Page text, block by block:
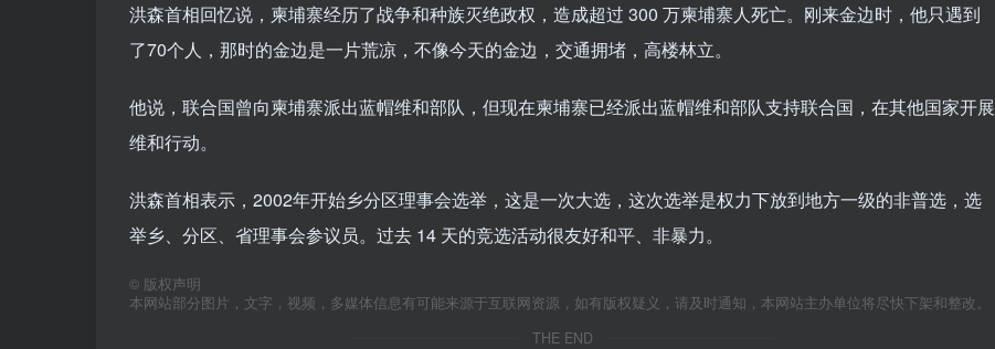
洪森首相回忆说，柬埔寨经历了战争和种族灭绝政权，造成超过 300 万柬埔寨人死亡。刚来金边时，他只遇到
了70个人，那时的金边是一片荒凉，不像今天的金边，交通拥堵，高楼林立。
他说，联合国曾向柬埔寨派出蓝帽维和部队，但现在柬埔寨已经派出蓝帽维和部队支持联合国，在其他国家开展
维和行动。
洪森首相表示，2002年开始乡分区理事会选举，这是一次大选，这次选举是权力下放到地方一级的非普选，选
举乡、分区、省理事会参议员。过去 14 天的竞选活动很友好和平、非暴力。
© 版权声明
本网站部分图片，文字，视频，多媒体信息有可能来源于互联网资源，如有版权疑义，请及时通知，本网站主办单位将尽快下架和整改。
THE END